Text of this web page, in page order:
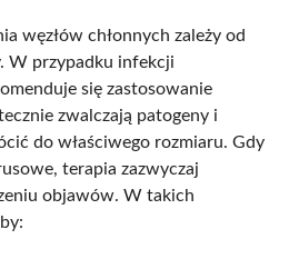
węzłów chłonnych zależy od
W przypadku infekcji
się zastosowanie
zwalczają patogeny i
do właściwego rozmiaru. Gdy
terapia zazwyczaj
objawów. W takich